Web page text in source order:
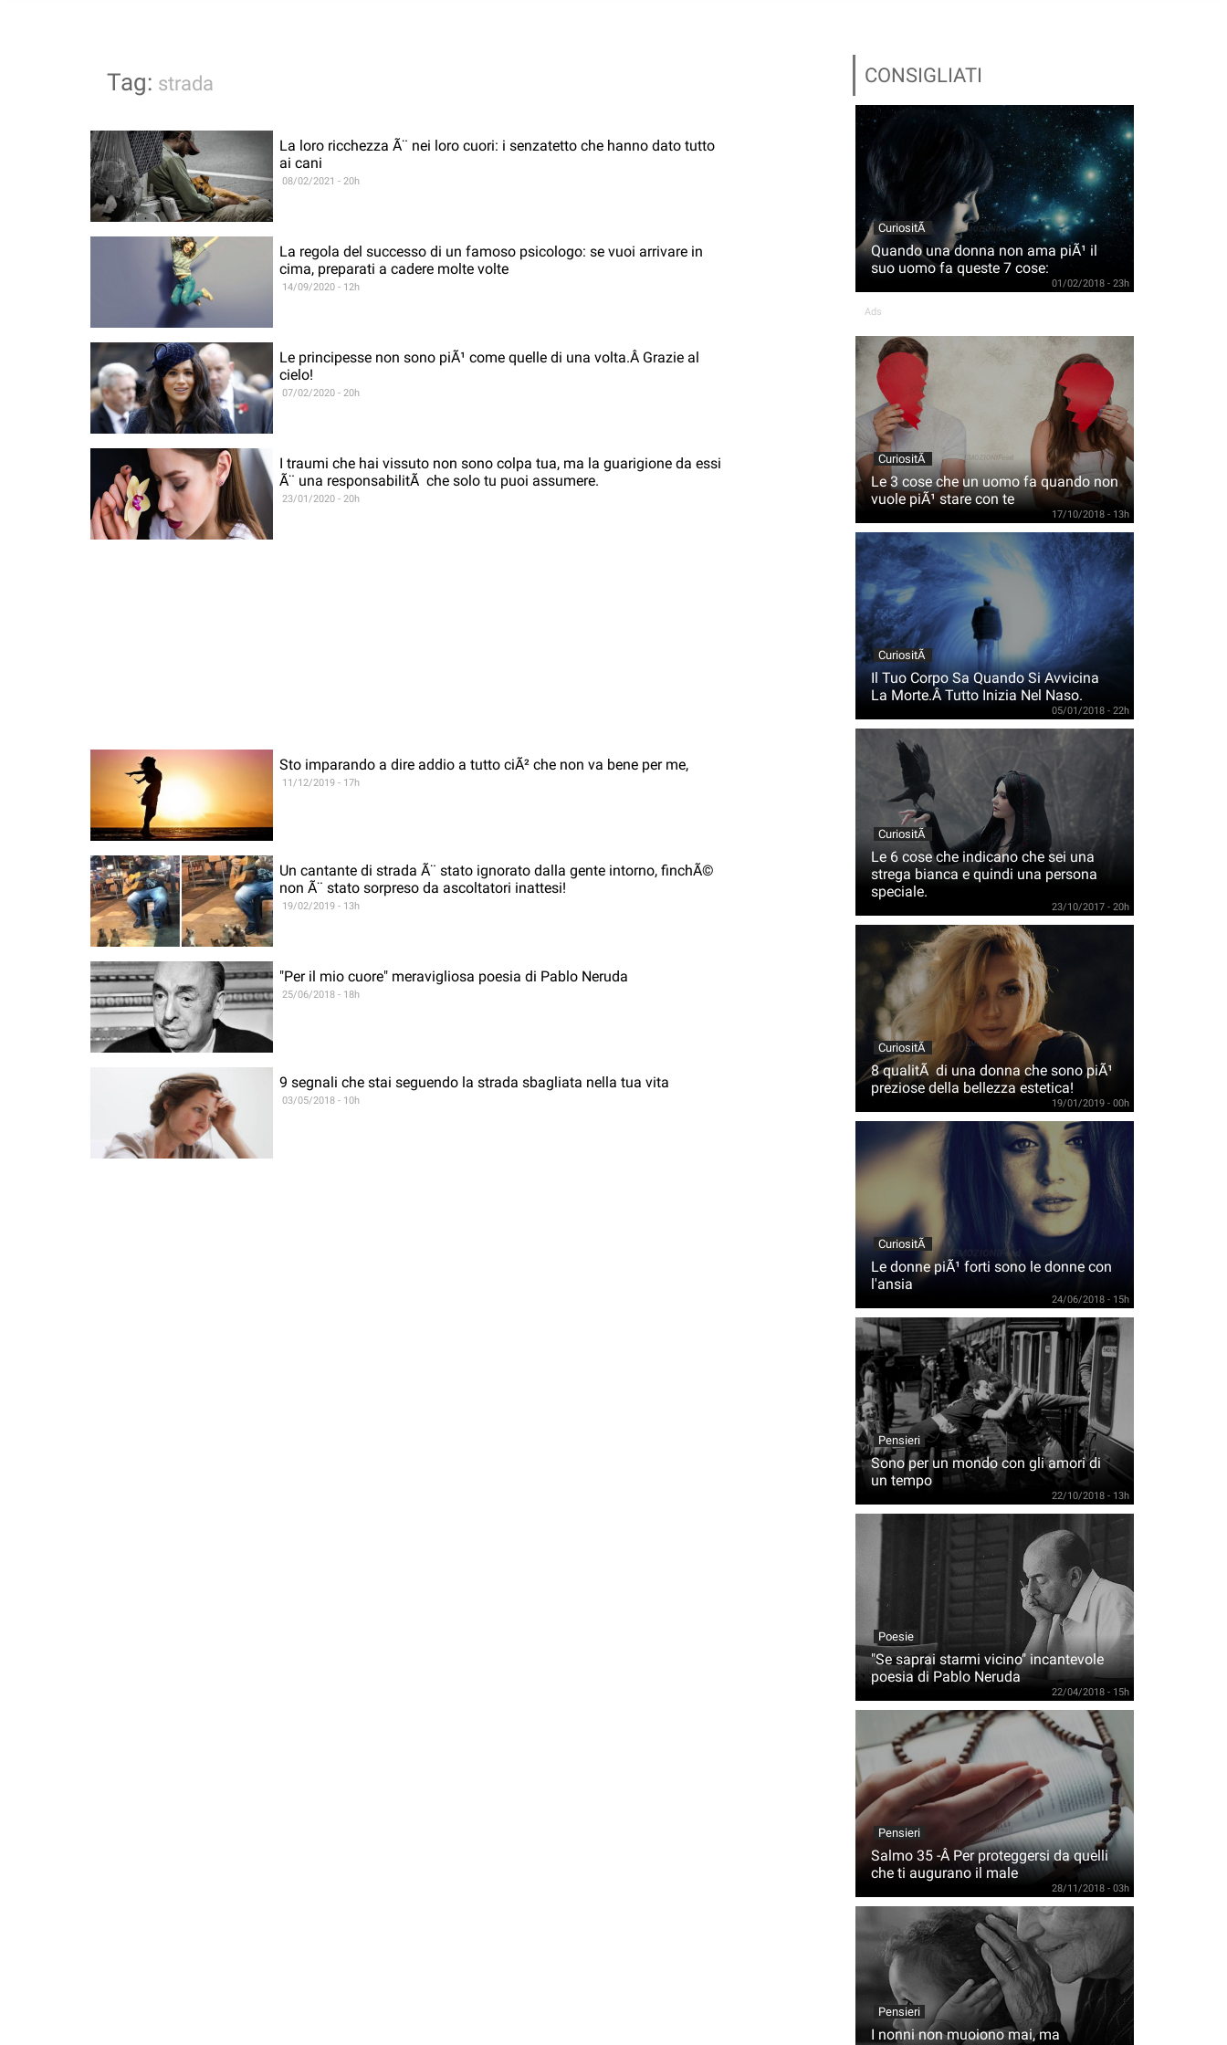
Tag: strada
La loro ricchezza Ã¨ nei loro cuori: i senzatetto che hanno dato tutto
ai cani
08/02/2021 - 20h
La regola del successo di un famoso psicologo: se vuoi arrivare in
cima, preparati a cadere molte volte
14/09/2020 - 12h
Le principesse non sono piÃ¹ come quelle di una volta.Â Grazie al
cielo!
07/02/2020 - 20h
I traumi che hai vissuto non sono colpa tua, ma la guarigione da essi
Ã¨ una responsabilitÃ che solo tu puoi assumere.
23/01/2020 - 20h
Sto imparando a dire addio a tutto ciÃ² che non va bene per me,
11/12/2019 - 17h
Un cantante di strada Ã¨ stato ignorato dalla gente intorno, finchÃ©
non Ã¨ stato sorpreso da ascoltatori inattesi!
19/02/2019 - 13h
"Per il mio cuore" meravigliosa poesia di Pablo Neruda
25/06/2018 - 18h
9 segnali che stai seguendo la strada sbagliata nella tua vita
03/05/2018 - 10h
CONSIGLIATI
CuriositÃ
Quando una donna non ama piÃ¹ il
suo uomo fa queste 7 cose:
01/02/2018 - 23h
Ads
CuriositÃ
Le 3 cose che un uomo fa quando non
vuole piÃ¹ stare con te
17/10/2018 - 13h
CuriositÃ
Il Tuo Corpo Sa Quando Si Avvicina
La Morte.Â Tutto Inizia Nel Naso.
05/01/2018 - 22h
CuriositÃ
Le 6 cose che indicano che sei una
strega bianca e quindi una persona
speciale.
23/10/2017 - 20h
CuriositÃ
8 qualitÃ di una donna che sono piÃ¹
preziose della bellezza estetica!
19/01/2019 - 00h
CuriositÃ
Le donne piÃ¹ forti sono le donne con
l'ansia
24/06/2018 - 15h
Pensieri
Sono per un mondo con gli amori di
un tempo
22/10/2018 - 13h
Poesie
"Se saprai starmi vicino" incantevole
poesia di Pablo Neruda
22/04/2018 - 15h
Pensieri
Salmo 35 -Â Per proteggersi da quelli
che ti augurano il male
28/11/2018 - 03h
Pensieri
I nonni non muoiono mai, ma